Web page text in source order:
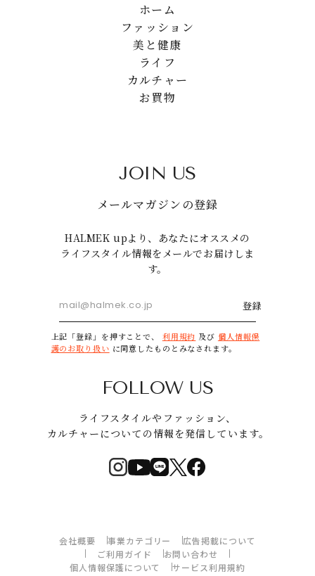
ホーム
ファッション
美と健康
ライフ
カルチャー
お買物
JOIN US
メールマガジンの登録
HALMEK upより、あなたにオススメの
ライフスタイル情報をメールでお届けしま
す。
登録
上記「登録」を押すことで、 利用規約 及び 個人情報保
護のお取り扱い に同意したものとみなされます。
FOLLOW US
ライフスタイルやファッション、
カルチャーについての情報を発信しています。
会社概要 事業カテゴリー
広告掲載について
ご利用ガイド
お問い合わせ
個人情報保護について
サービス利用規約